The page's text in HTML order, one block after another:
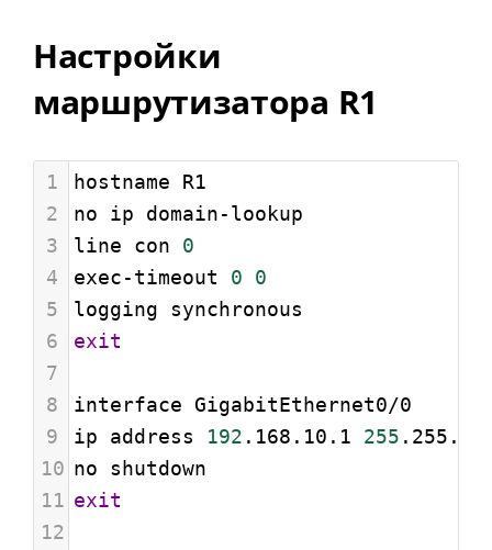
Настройки
маршрутизатора R1
1
hostname R1
2
no ip domain-lookup
3
line con 0
4
exec-timeout 0
0
5
logging synchronous
6
exit
7
8
interface GigabitEthernet0/0
9
ip address 192 .168.10.1 255
10 no shutdown
11 exit
12